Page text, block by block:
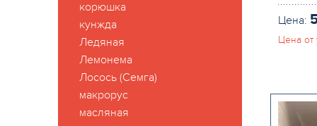
корюшка
кунжда
Ледяная
Лемонема
Лосось (Семга)
макрорус
масляная
Цена:
Цена от